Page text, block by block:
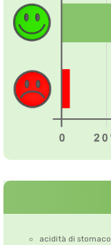
acidità di stomaco